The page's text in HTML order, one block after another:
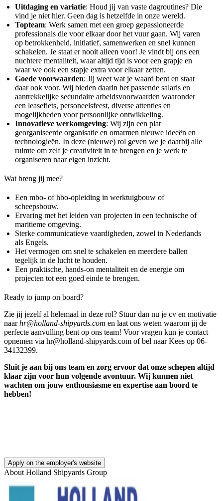
Uitdaging en variatie: Houd jij van vaste dagroutines? Die
vind je niet hier. Geen dag is hetzelfde in onze wereld.
Topteam: Werk samen met een groep gepassioneerde
professionals die voor elkaar door het vuur gaan. Wij varen
op betrokkenheid, initiatief, samenwerken en snel kunnen
schakelen. Je staat er nooit alleen voor! Je vindt bij ons een
nuchtere mentaliteit, waar altijd tijd is voor een grapje en
waar we ook een stapje extra voor elkaar zetten.
Goede voorwaarden: Jij weet wat je waard bent en staat
daar ook voor. Wij bieden daarin het passende salaris en
aantrekkelijke secundaire arbeidsvoorwaarden waaronder
een leasefiets, personeelsfeest, diverse attenties en
mogelijkheden voor persoonlijke ontwikkeling.
Innovatieve werkomgeving: Wij zijn een plat
georganiseerde organisatie en omarmen nieuwe ideeën en
technologieën. In deze (nieuwe) rol geven we je daarbij alle
ruimte om zelf je creativiteit in te brengen en je werk te
organiseren naar eigen inzicht.
Wat breng jij mee?
Een mbo- of hbo-opleiding in werktuigbouw of
scheepsbouw.
Ervaring met het leiden van projecten in een technische of
maritieme omgeving.
Sterke communicatieve vaardigheden, zowel in Nederlands
als Engels.
Het vermogen om snel te schakelen en meerdere ballen
tegelijk in de lucht te houden.
Een praktische, hands-on mentaliteit en de energie om
projecten tot een goed einde te brengen.
Ready to jump on board?
Zie jij jezelf al helemaal in deze rol? Stuur dan nu je cv en motivatie
naarhr@holland-shipyards.com en laat ons weten waarom jij de
perfecte aanvulling bent op ons team! Voor vragen kun je contact
opnemen via hr@holland-shipyards.com of bel naar Kees op 06-
34132399.
Sluit je aan bij ons team en zorg ervoor dat onze schepen altijd
klaar zijn voor hun volgende avontuur. Wij kunnen niet
wachten om jouw enthousiasme en expertise aan boord te
hebben!
Apply on the employer's website
About Holland Shipyards Group